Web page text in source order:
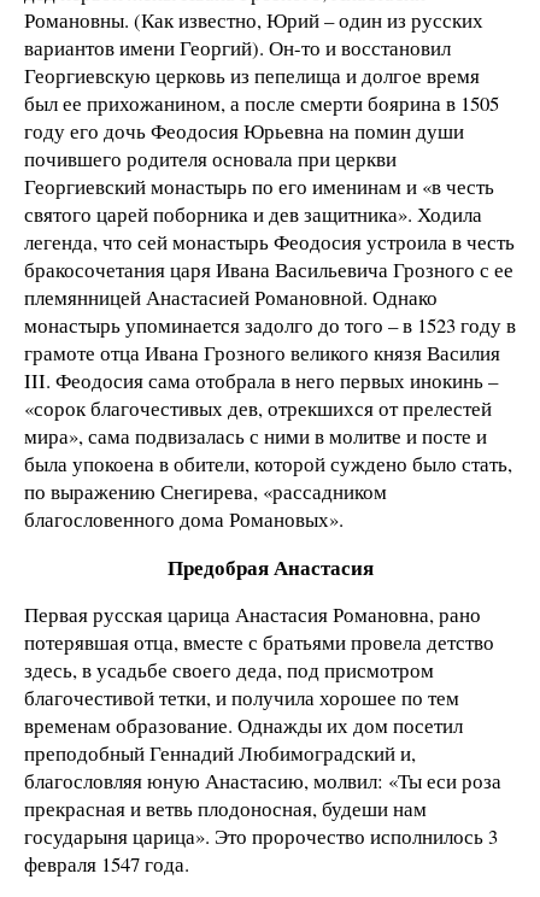
Романовны. (Как известно, Юрий – один из русских
вариантов имени Георгий). Он-то и восстановил
Георгиевскую церковь из пепелища и долгое время
был ее прихожанином, а после смерти боярина в 1505
году его дочь Феодосия Юрьевна на помин души
почившего родителя основала при церкви
Георгиевский монастырь по его именинам и «в честь
святого царей поборника и дев защитника». Ходила
легенда, что сей монастырь Феодосия устроила в честь
бракосочетания царя Ивана Васильевича Грозного с ее
племянницей Анастасией Романовной. Однако
монастырь упоминается задолго до того – в 1523 году в
грамоте отца Ивана Грозного великого князя Василия
III. Феодосия сама отобрала в него первых инокинь –
«сорок благочестивых дев, отрекшихся от прелестей
мира», сама подвизалась с ними в молитве и посте и
была упокоена в обители, которой суждено было стать,
по выражению Снегирева, «рассадником
благословенного дома Романовых».
Предобрая Анастасия
Первая русская царица Анастасия Романовна, рано
потерявшая отца, вместе с братьями провела детство
здесь, в усадьбе своего деда, под присмотром
благочестивой тетки, и получила хорошее по тем
временам образование. Однажды их дом посетил
преподобный Геннадий Любимоградский и,
благословляя юную Анастасию, молвил: «Ты еси роза
прекрасная и ветвь плодоносная, будеши нам
государыня царица». Это пророчество исполнилось 3
февраля 1547 года.